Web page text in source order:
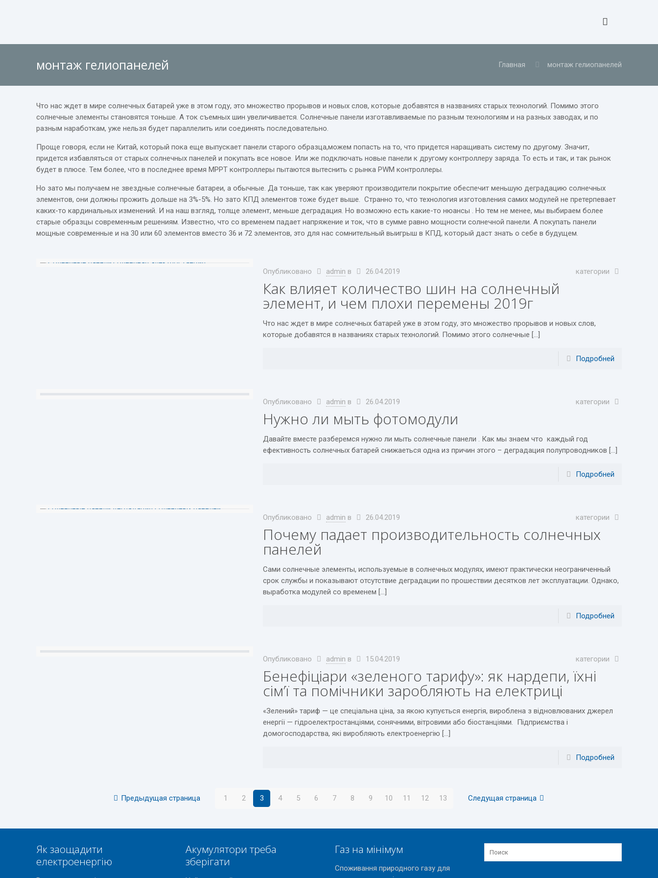
монтаж гелиопанелей Главная монтаж гелиопанелей
Что нас ждет в мире солнечных батарей уже в этом году, это множество прорывов и новых слов, которые добавятся в названиях старых технологий. Помимо этого
солнечные элементы становятся тоньше. А ток съемных шин увеличивается. Солнечные панели изготавливаемые по разным технологиям и на разных заводах, и по
разным наработкам, уже нельзя будет параллелить или соединять последовательно.
Проще говоря, если не Китай, который пока еще выпускает панели старого образца,можем попасть на то, что придется наращивать систему по другому. Значит,
придется избавляться от старых солнечных панелей и покупать все новое. Или же подключать новые панели к другому контроллеру заряда. То есть и так, и так рынок
будет в плюсе. Тем более, что в последнее время МРРТ контроллеры пытаются вытеснить с рынка PWM контроллеры.
Но зато мы получаем не звездные солнечные батареи, а обычные. Да тоньше, так как уверяют производители покрытие обеспечит меньшую деградацию солнечных
элементов, они должны прожить дольше на 3%-5%. Но зато КПД элементов тоже будет выше. Странно то, что технология изготовления самих модулей не претерпевает
каких-то кардинальных изменений. И на наш взгляд, толще элемент, меньше деградация. Но возможно есть какие-то нюансы . Но тем не менее, мы выбираем более
старые образцы современным решениям. Известно, что со временем падает напряжение и ток, что в сумме равно мощности солнечной панели. А покупать панели
мощные современные и на 30 или 60 элементов вместо 36 и 72 элементов, это для нас сомнительный выигрыш в КПД, который даст знать о себе в будущем.
Опубликовано admin в 26.04.2019 категории
Как влияет количество шин на солнечный
элемент, и чем плохи перемены 2019г
Что нас ждет в мире солнечных батарей уже в этом году, это множество прорывов и новых слов,
которые добавятся в названиях старых технологий. Помимо этого солнечные […]
Подробней
Опубликовано admin в 26.04.2019 категории
Нужно ли мыть фотомодули
Давайте вместе разберемся нужно ли мыть солнечные панели . Как мы знаем что каждый год
ефективность солнечных батарей снижаеться одна из причин этого – деградация полупроводников […]
Подробней
Опубликовано admin в 26.04.2019 категории
Почему падает производительность солнечных
панелей
Сами солнечные элементы, используемые в солнечных модулях, имеют практически неограниченный
срок службы и показывают отсутствие деградации по прошествии десятков лет эксплуатации. Однако,
выработка модулей со временем […]
Подробней
Опубликовано admin в 15.04.2019 категории
Бенефіціари «зеленого тарифу»: як нардепи, їхні
сім’ї та помічники заробляють на електриці
«Зелений» тариф — це спеціальна ціна, за якою купується енергія, вироблена з відновлюваних джерел
енергії — гідроелектростанціями, сонячними, вітровими або біостанціями. Підприємства і
домогосподарства, які виробляють електроенергію […]
Подробней
Предыдущая страница 1 2 3 4 5 6 7 8 9 10 11 12 13 Следущая страница
Як заощадити
електроенергію
Акумулятори треба
зберігати
Газ на мінімум
Споживання природного газу для